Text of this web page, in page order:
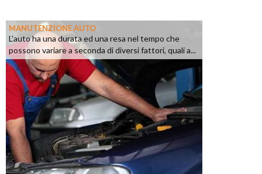
MANUTENZIONE AUTO
L'auto ha una durata ed una resa nel tempo che
possono variare a seconda di diversi fattori, quali a...